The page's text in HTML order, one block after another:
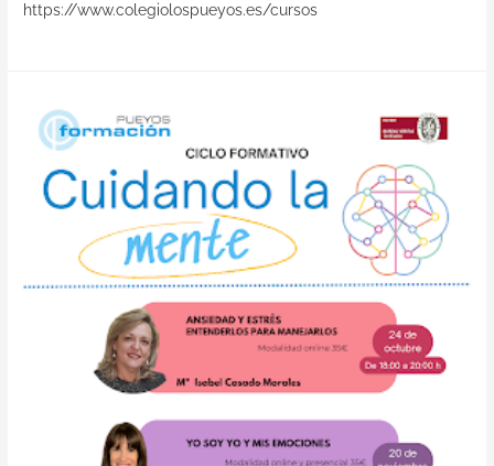
https://www.colegiolospueyos.es/cursos